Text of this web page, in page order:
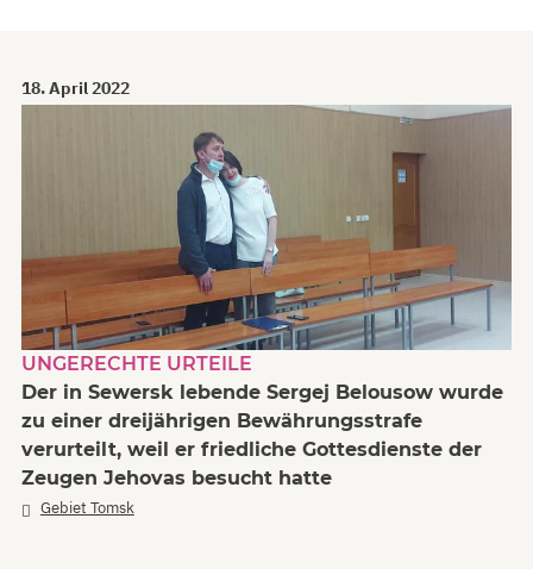
18. April 2022
UNGERECHTE URTEILE
Der in Sewersk lebende Sergej Belousow wurde
zu einer dreijährigen Bewährungsstrafe
verurteilt, weil er friedliche Gottesdienste der
Zeugen Jehovas besucht hatte
Gebiet Tomsk